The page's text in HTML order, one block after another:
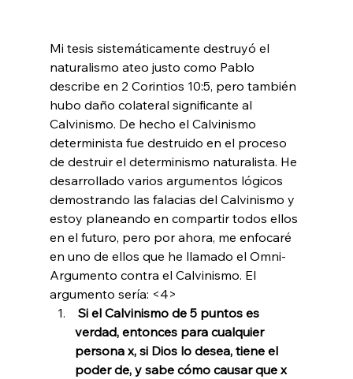
Mi tesis sistemáticamente destruyó el
naturalismo ateo justo como Pablo
describe en 2 Corintios 10:5, pero también
hubo daño colateral significante al
Calvinismo. De hecho el Calvinismo
determinista fue destruido en el proceso
de destruir el determinismo naturalista. He
desarrollado varios argumentos lógicos
demostrando las falacias del Calvinismo y
estoy planeando en compartir todos ellos
en el futuro, pero por ahora, me enfocaré
en uno de ellos que he llamado el Omni-
Argumento contra el Calvinismo. El
argumento sería: <4>
verdad, entonces para cualquier
persona x, si Dios lo desea, tiene el
poder de, y sabe cómo causar que x